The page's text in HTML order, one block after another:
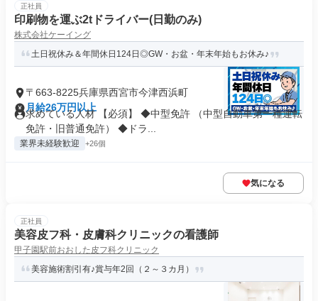
正社員
印刷物を運ぶ2tドライバー(日勤のみ)
株式会社ケーイング
土日祝休み＆年間休日124日◎GW・お盆・年末年始もお休み♪
〒663-8225兵庫県西宮市今津西浜町
月給26万円以上
求めている人材 【必須】 ◆中型免許 （中型自動車第一種運転
免許・旧普通免許） ◆ドラ...
業界未経験歓迎 +26個
気になる
正社員
美容皮フ科・皮膚科クリニックの看護師
甲子園駅前おおした皮フ科クリニック
美容施術割引有♪賞与年2回（２～３カ月）